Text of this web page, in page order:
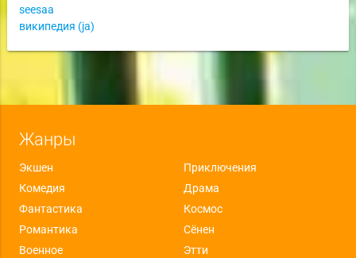
seesaa
википедия (ja)
Жанры
Экшен
Приключения
Комедия
Драма
Фантастика
Космос
Романтика
Сёнен
Военное
Этти